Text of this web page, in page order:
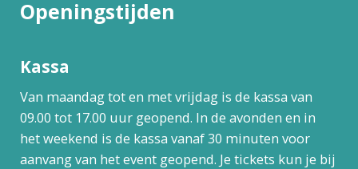
Openingstijden
Kassa
Van maandag tot en met vrijdag is de kassa van
09.00 tot 17.00 uur geopend. In de avonden en in
het weekend is de kassa vanaf 30 minuten voor
aanvang van het event geopend. Je tickets kun je bij